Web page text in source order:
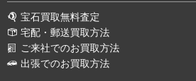
宝石買取無料査定
宅配・郵送買取方法
ご来社でのお買取方法
出張でのお買取方法